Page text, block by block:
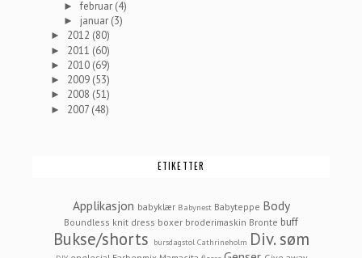
►februar (4)
► januar (3)
► 2012 (80)
► 2011 (60)
► 2010 (69)
► 2009 (53)
► 2008 (51)
► 2007 (48)
ETIKETTER
Applikasjon babyklær Babynest Babyteppe Body
Boundless knit dress boxer broderimaskin Bronte buff
Bukse/shorts bursdagstol Cathrineholm Div. søm